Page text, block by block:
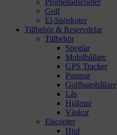
Promenadscooter
Golf
El-Snöskoter
Tillbehör & Reservdelar
Tillbehör
Speglar
Mobilhållare
GPS Tracker
Pumpar
Golfbagshållare
Lås
Hjälmar
Väskor
Elscooter
Hjul